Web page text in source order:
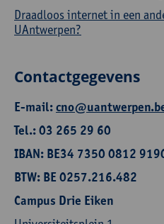
Draadloos internet in een
UAntwerpen?
Contactgegevens
E-mail:
Tel.: 03 265 29 60
IBAN: BE34 7350 0812
BTW: BE 0257.216.482
Campus Drie Eiken